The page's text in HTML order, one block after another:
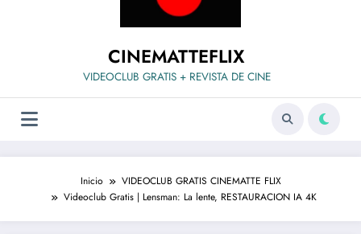
CINEMATTEFLIX
VIDEOCLUB GRATIS + REVISTA DE CINE
Inicio
VIDEOCLUB GRATIS CINEMATTE FLIX
Videoclub Gratis | Lensman: La lente, RESTAURACION IA 4K